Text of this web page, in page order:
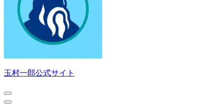
玉村一郎公式サイト
ナ